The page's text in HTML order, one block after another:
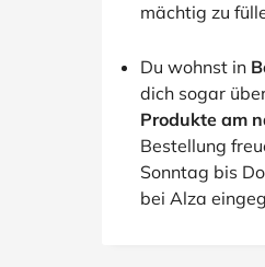
mächtig zu
Du wohnst in
dich sogar
Produkte am
Bestellung
Sonntag bis
bei Alza